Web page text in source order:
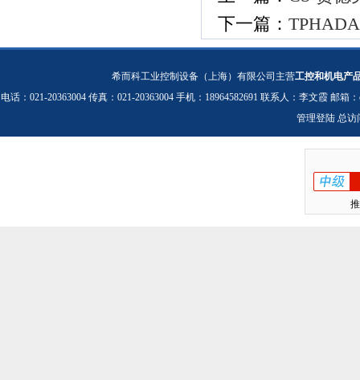
下一篇：
希而科工业控制设备（上海）有限公司主营工控和机电产
电话：021-20363004 传真：021-20363004 手机：18964582691 联系人：李文霞 邮箱：
管理登陆 总访